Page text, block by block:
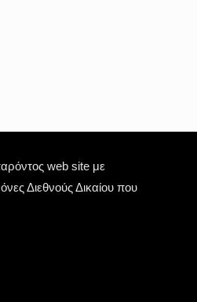
web site με
Διεθνούς Δικαίου που